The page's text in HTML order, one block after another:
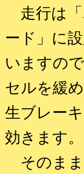
走行は「
ード」に
いますの
セルを緩
生ブレーキ
効きます。
そのまま